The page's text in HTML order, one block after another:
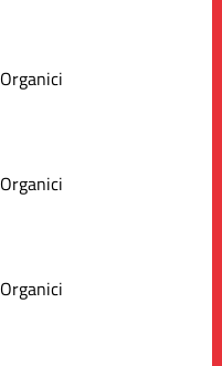
Organici
Organici
Organici